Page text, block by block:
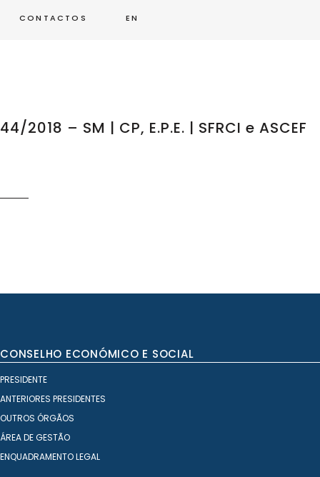
CONTACTOS EN
44/2018 – SM | CP, E.P.E. | SFRCI e ASCEF
CONSELHO ECONÓMICO E SOCIAL
PRESIDENTE
ANTERIORES PRESIDENTES
OUTROS ÓRGÃOS
ÁREA DE GESTÃO
ENQUADRAMENTO LEGAL